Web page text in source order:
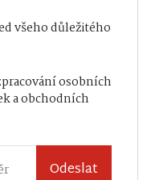
všeho důležitého
osobních
a obchodních
Odeslat